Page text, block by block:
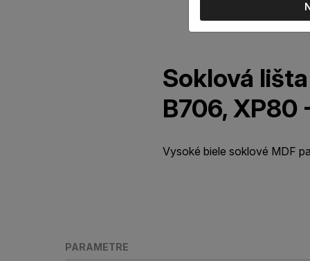
Soklová
B706, XP80
Vysoké biele soklové MDF
PARAMETRE